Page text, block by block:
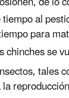
al
para
chinches se
tales